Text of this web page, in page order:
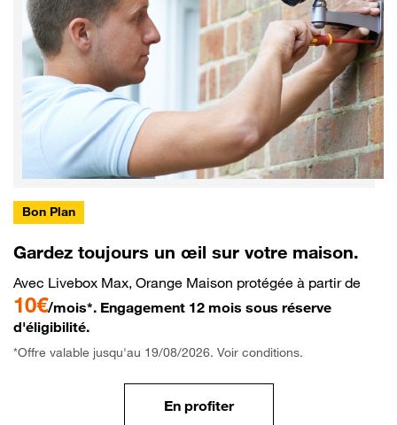
Bon Plan
Gardez toujours un œil sur votre maison.
Avec Livebox Max, Orange Maison protégée à partir de
10€/mois*. Engagement 12 mois sous réserve
d'éligibilité.
*Offre valable jusqu'au 19/08/2026. Voir conditions.
En profiter